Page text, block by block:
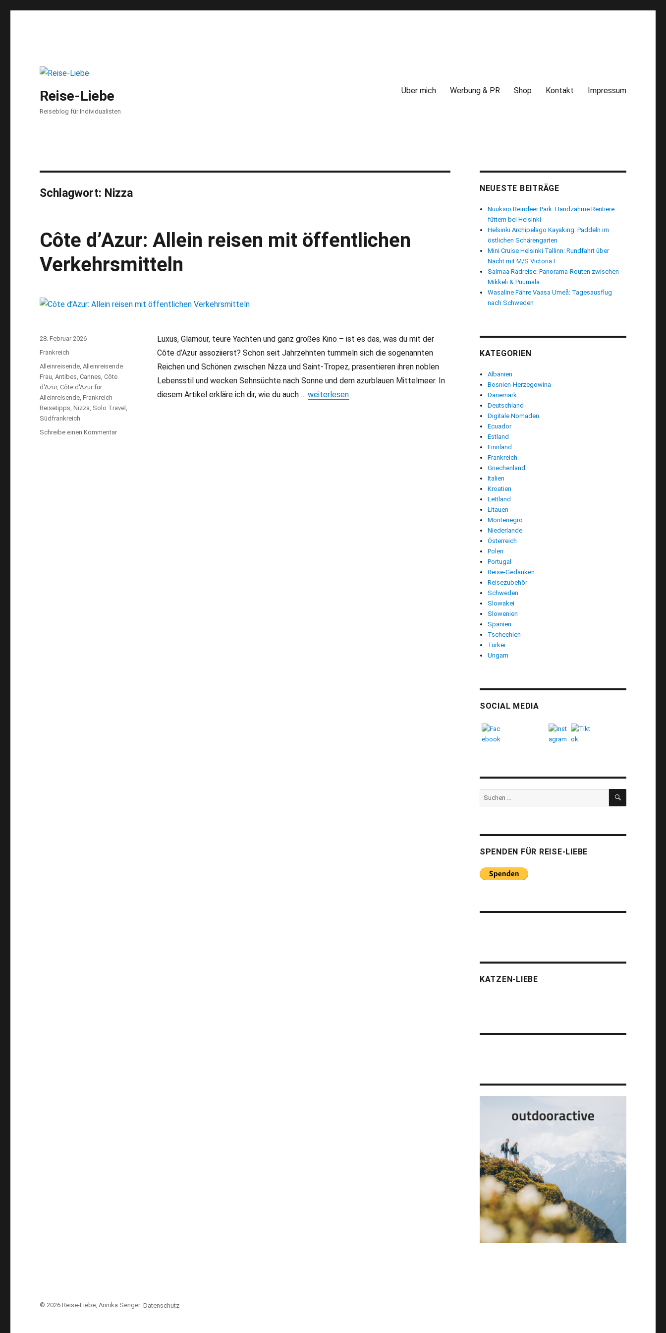
Reise-Liebe
Reiseblog für Individualisten
Über mich Werbung & PR Shop Kontakt Impressum
Schlagwort: Nizza
Côte d’Azur: Allein reisen mit öffentlichen
Verkehrsmitteln
Luxus, Glamour, teure Yachten und ganz großes Kino – ist es das, was du mit der
Côte d’Azur assoziierst? Schon seit Jahrzehnten tummeln sich die sogenannten
Reichen und Schönen zwischen Nizza und Saint-Tropez, präsentieren ihren noblen
Lebensstil und wecken Sehnsüchte nach Sonne und dem azurblauen Mittelmeer. In
diesem Artikel erkläre ich dir, wie du auch … „Côte d’Azur: Allein reisen mit öffentlichen Verkehrsmitteln“
weiterlesen
Veröffentlicht
am
28. Februar 2026
Kategorien
Frankreich
Schlagwörter
Alleinreisende ,Alleinreisende
Frau ,Antibes ,Cannes ,Côte
d'Azur,Côte d'Azur für
Alleinreisende ,Frankreich
Reisetipps ,Nizza Solo Travel
Südfrankreich
Schreibe einen Kommentar
NEUESTE BEITRÄGE
Nuuksio Reindeer Park: Handzahme Rentiere
füttern bei Helsinki
Helsinki Archipelago Kayaking: Paddeln im
östlichen Schärengarten
Mini Cruise Helsinki Tallinn: Rundfahrt über
Nacht mit M/S Victoria I
Saimaa Radreise: Panorama-Routen zwischen
Mikkeli & Puumala
Wasaline Fähre Vaasa Umeå: Tagesausflug
nach Schweden
KATEGORIEN
Albanien
Bosnien-Herzegowina
Dänemark
Deutschland
Digitale Nomaden
Ecuador
Estland
Finnland
Frankreich
Griechenland
Italien
Kroatien
Lettland
Litauen
Montenegro
Niederlande
Österreich
Polen
Portugal
Reise-Gedanken
Reisezubehör
Schweden
Slowakei
Slowenien
Spanien
Tschechien
Türkei
Ungarn
SOCIAL MEDIA
Suchen
nach:
SUCHEN
SPENDEN FÜR REISE-LIEBE
KATZEN-LIEBE
Datenschutz
© 2026Reise-Liebe, Annika Senger